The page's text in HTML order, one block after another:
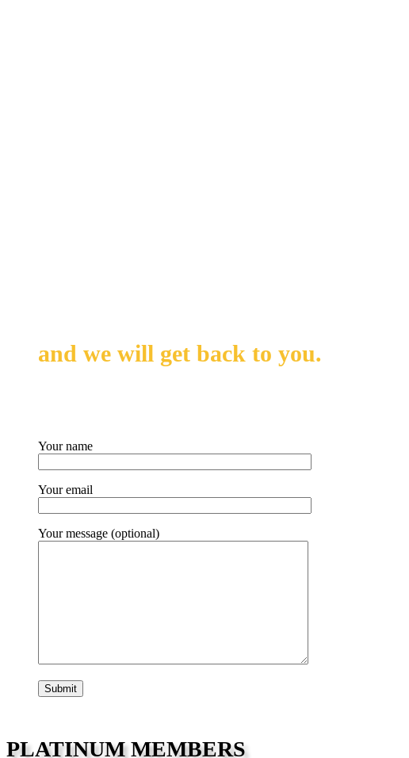
and we will get back to you.
Your name
Your email
Your message (optional)
PLATINUM MEMBERS